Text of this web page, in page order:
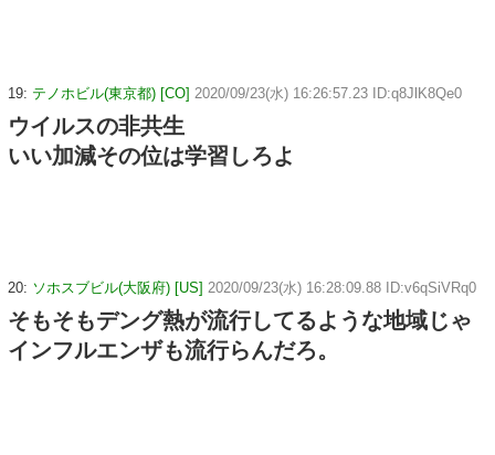
19: テノホビル(東京都) [CO] 2020/09/23(水) 16:26:57.23 ID:q8JlK8Qe0
ウイルスの非共生
いい加減その位は学習しろよ
20: ソホスブビル(大阪府) [US] 2020/09/23(水) 16:28:09.88 ID:v6qSiVRq0
そもそもデング熱が流行してるような地域じゃ
インフルエンザも流行らんだろ。